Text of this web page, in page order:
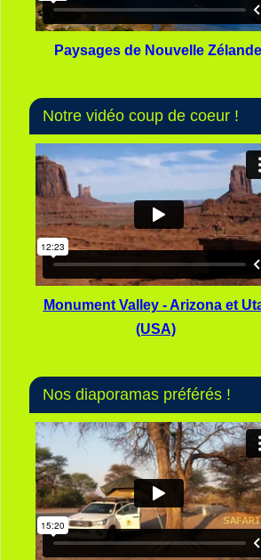
Paysages de Nouvelle Zélande
Notre vidéo coup de coeur !
Monument Valley - Arizona et
(USA)
Nos diaporamas préférés !